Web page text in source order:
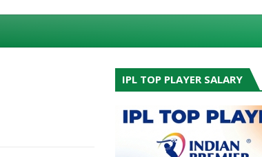
IPL TOP PLAYER SALARY